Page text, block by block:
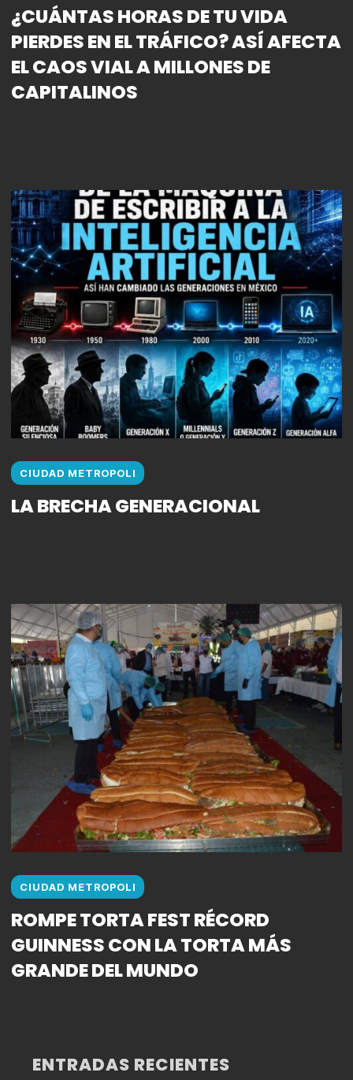
¿CUÁNTAS HORAS DE TU VIDA
PIERDES EN EL TRÁFICO? ASÍ AFECTA
EL CAOS VIAL A MILLONES DE
CAPITALINOS
CIUDAD METROPOLI
LA BRECHA GENERACIONAL
CIUDAD METROPOLI
ROMPE TORTA FEST RÉCORD
GUINNESS CON LA TORTA MÁS
GRANDE DEL MUNDO
ENTRADAS RECIENTES